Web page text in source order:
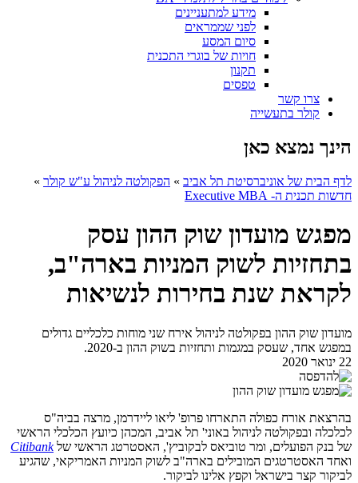
מידע למתעניינים
לפני שממראים
סיום המסע
חויות של בוגרי התכנית
תקנון
טפסים
צרו קשר
קולר בתעשייה
הינך נמצא כאן
לדף הבית של אוניברסיטת תל אביב » הפקולטה לניהול ע"ש קולר »
חדשות תכנית ה- Executive MBA
מפגש מועדון שוק ההון עסק
בתחזיות לשוק המניות בארה"ב,
לקראת שנת בחירות לנשיאות
מועדון שוק ההון בפקולטה לניהול אירח שני מוחות כלכליים גדולים
במפגש אחד, שעסק במגמות ותחזיות בשוק ההון ב-2020.
22 ינואר 2020
בהרצאת אורח כפולה התארחו פרופ' ליאו ליידרמן, מרצה בביה"ס
לכלכלה ובפקולטה לניהול באוני' תל אביב, המכהן כיועץ הכלכלי הראשי
של בנק הפועלים, ומר טוביאס לבקוביץ', האסטרטג הראשי שלCitibank
ואחד האסטרטגים המובילים בארה"ב לשוק המניות האמריקאי, שהגיע
לביקור קצר בישראל וקפץ אלינו לביקור.